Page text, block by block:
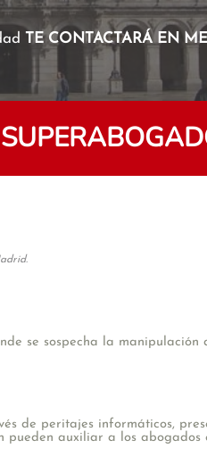
TE CONTACTARÁ EN
se sospecha la
de peritajes informáticos,
pueden auxiliar a los